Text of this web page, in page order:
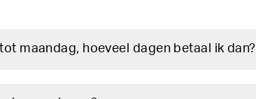
maandag, hoeveel dagen betaal ik dan?